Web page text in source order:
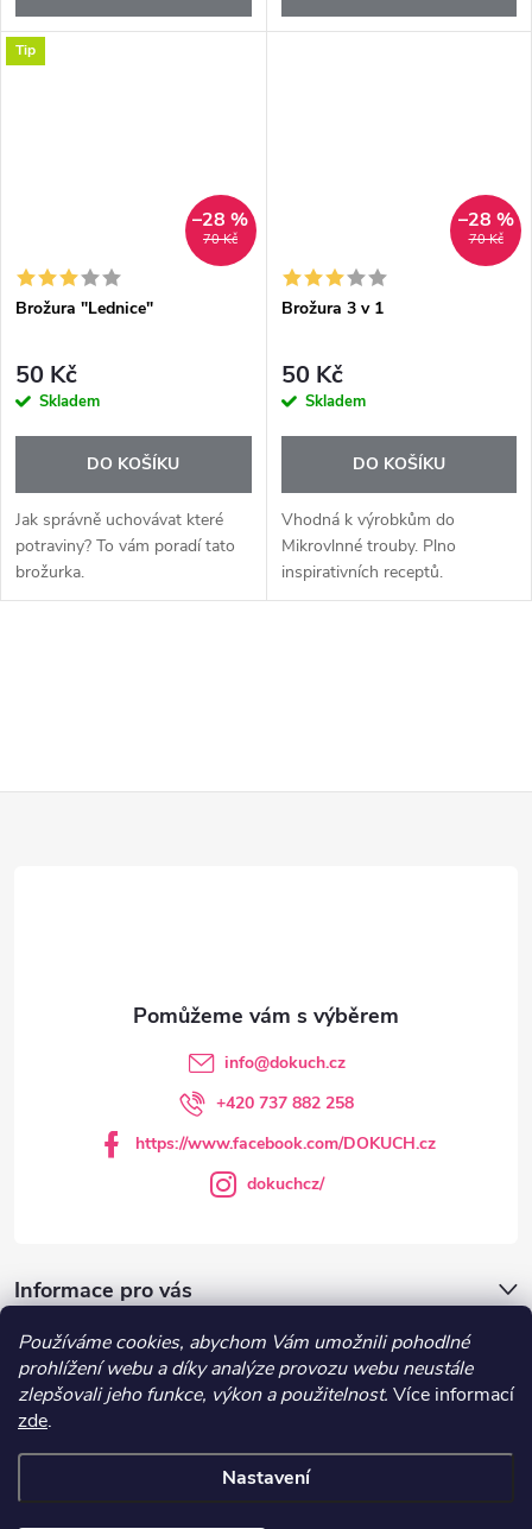
Používáme cookies, abychom Vám umožnili pohodlné
prohlížení webu a díky analýze provozu webu neustále
zlepšovali jeho funkce, výkon a použitelnost. Více informací
zde.
Nastavení
Tip
70 Kč
–28 %
Brožura "Lednice"
50 Kč
Skladem
DO KOŠÍKU
Jak správně uchovávat které
potraviny? To vám poradí tato
brožurka.
70 Kč
–28 %
Brožura 3 v 1
50 Kč
Skladem
DO KOŠÍKU
Vhodná k výrobkům do
Mikrovlnné trouby. Plno
inspirativních receptů.
v
ý
p
i
Informace pro vás
DOKUCH.cz
info@dokuch.cz
+420 737 882 258
https://www.facebook.com/DOKUCH.cz
dokuchcz/
Recepty